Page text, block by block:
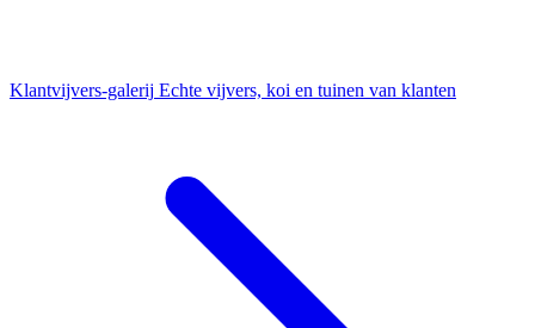
Klantvijvers-galerij Echte vijvers, koi en tuinen van klanten